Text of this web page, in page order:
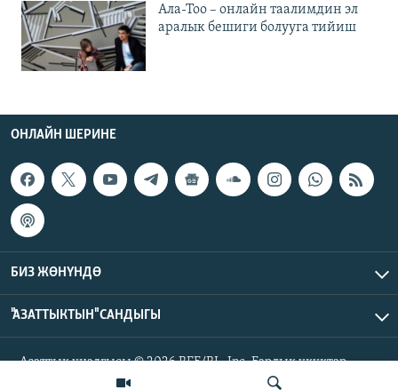
Ала-Тоо – онлайн таалимдин эл
аралык бешиги болууга тийиш
ОНЛАЙН ШЕРИНЕ
БИЗ ЖӨНҮНДӨ
"АЗАТТЫКТЫН" САНДЫГЫ
Азаттык үналгысы © 2026 RFE/RL, Inc. Бардык укуктар